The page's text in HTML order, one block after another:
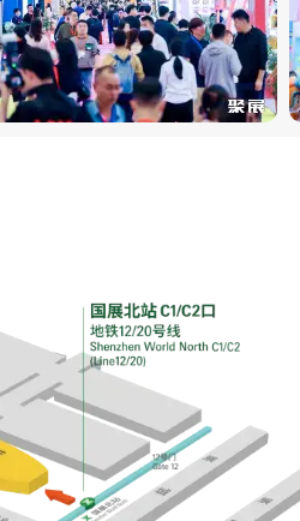
以上消费人群的潮流玩具与收
等热门品类。中国内地潮玩零
一高速增长赛道提供战略平台
会吸引来自印尼、马来西亚、
通道。
，从教育产品到潮流收藏品，数
、世嘉等国际国内知名潮玩品
代演绎，为玩具产业注入文化内
活动，汇聚行业领袖、专家和